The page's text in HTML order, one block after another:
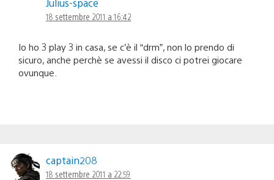
Julius-space
18 settembre 2011 a 16:42
Io ho 3 play 3 in casa, se c’è il “drm”, non lo prendo di
sicuro, anche perchè se avessi il disco ci potrei giocare
ovunque.
captain208
18 settembre 2011 a 22:59